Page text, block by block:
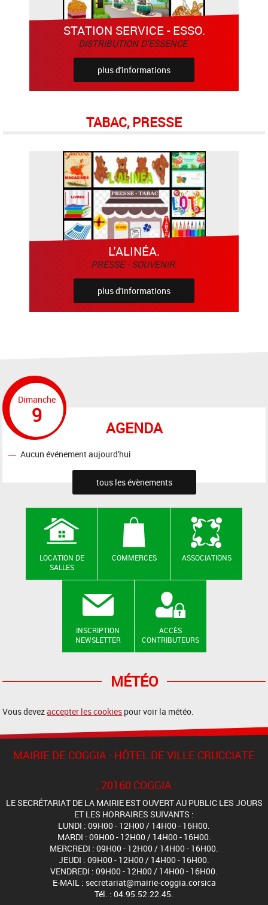
STATION SERVICE - ESSO.
DISTRIBUTION D'ESSENCE.
plus d'informations
TABAC, PRESSE
L'ALINÉA.
PRESSE - SOUVENIR.
plus d'informations
AGENDA
Dimanche
9
Aucun événement aujourd'hui
tous les évènements
LOCATION DE
SALLES
COMMERCES ASSOCIATIONS
INSCRIPTION
NEWSLETTER
ACCÈS
CONTRIBUTEURS
MÉTÉO
Vous devezaccepter les cookies pour voir la météo.
MAIRIE DE COGGIA - HÔTEL DE VILLE CRUCCIATE
, 20160 COGGIA
LE SECRÉTARIAT DE LA MAIRIE EST OUVERT AU PUBLIC LES JOURS
ET LES HORRAIRES SUIVANTS :
LUNDI : 09H00 - 12H00 / 14H00 - 16H00.
MARDI : 09H00 - 12H00 / 14H00 - 16H00.
MERCREDI : 09H00 - 12H00 / 14H00 - 16H00.
JEUDI : 09H00 - 12H00 / 14H00 - 16H00.
VENDREDI : 09H00 - 12H00 / 14H00 - 16H00.
E-MAIL : secretariat@mairie-coggia.corsica
Tél. : 04.95.52.22.45.